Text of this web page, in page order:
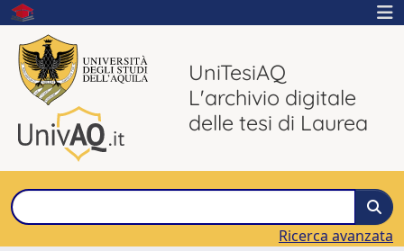
UniTesiAQ
L'archivio digitale
delle tesi di Laurea
Ricerca avanzata